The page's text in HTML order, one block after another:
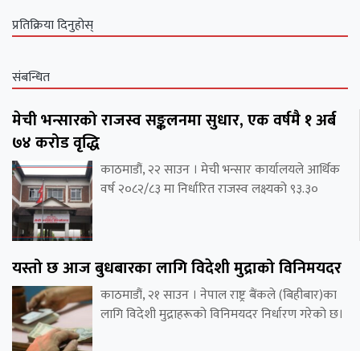
प्रतिक्रिया दिनुहोस्
संबन्धित
मेची भन्सारको राजस्व सङ्कलनमा सुधार, एक वर्षमै १ अर्ब
७४ करोड वृद्धि
काठमाडौं, २२ साउन । मेची भन्सार कार्यालयले आर्थिक
वर्ष २०८२/८३ मा निर्धारित राजस्व लक्ष्यको ९३.३०
यस्तो छ आज बुधबारका लागि विदेशी मुद्राको विनिमयदर
काठमाडौं, २१ साउन । नेपाल राष्ट्र बैंकले (बिहीबार)का
लागि विदेशी मुद्राहरूको विनिमयदर निर्धारण गरेको छ।